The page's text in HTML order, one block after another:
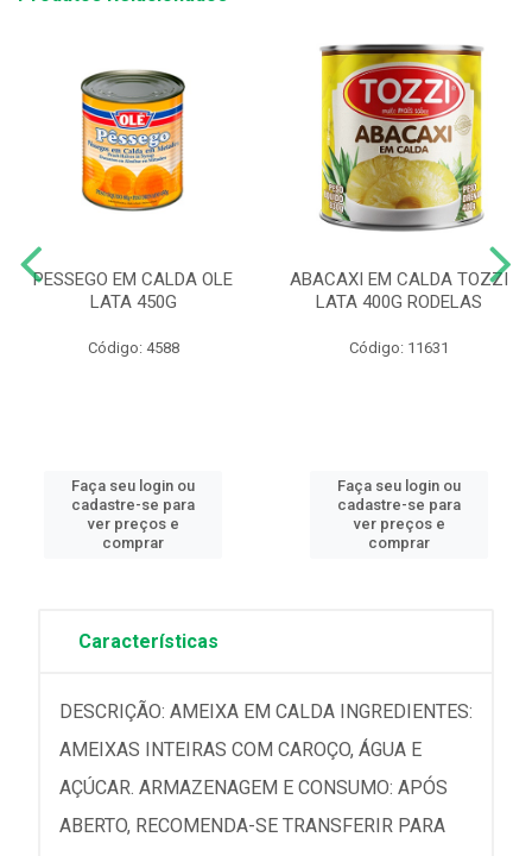
PESSEGO EM CALDA OLE
LATA 450G
Código: 4588
Faça seu login ou
cadastre-se para
ver preços e
comprar
ABACAXI EM CALDA TOZZI
LATA 400G RODELAS
Código: 11631
Faça seu login ou
cadastre-se para
ver preços e
comprar
Características
DESCRIÇÃO: AMEIXA EM CALDA INGREDIENTES:
AMEIXAS INTEIRAS COM CAROÇO, ÁGUA E
AÇÚCAR. ARMAZENAGEM E CONSUMO: APÓS
ABERTO, RECOMENDA-SE TRANSFERIR PARA